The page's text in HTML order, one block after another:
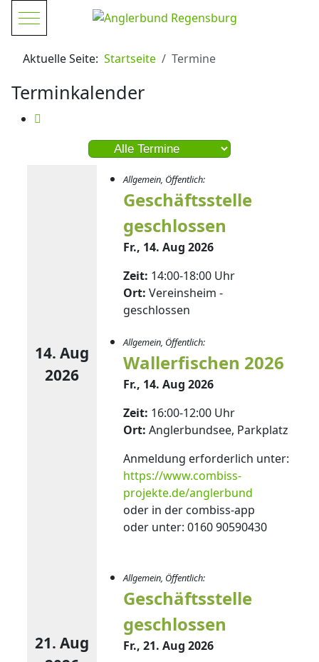
Mobile Menu Toggle
Aktuelle Seite:Startseite Termine
Terminkalender
Eine Kategorie auswählen um die Liste zu
14. Aug
2026
Allgemein, Öffentlich:
Geschäftsstelle
geschlossen
Fr., 14. Aug 2026
Zeit: 14:00-18:00 Uhr
Ort: Vereinsheim -
geschlossen
Allgemein, Öffentlich:
Wallerfischen 2026
Fr., 14. Aug 2026
Zeit: 16:00-12:00 Uhr
Ort: Anglerbundsee, Parkplatz
Anmeldung erforderlich unter:
https://www.combiss-
projekte.de/anglerbund
oder in der combiss-app
oder unter: 0160 90590430
21. Aug
Allgemein, Öffentlich:
Geschäftsstelle
geschlossen
Fr., 21. Aug 2026